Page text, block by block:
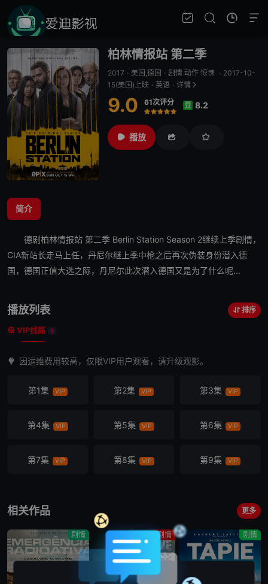
柏林情报站 第二季
2017 · 美国,德国 · 剧情 动作 惊悚 · 2017-10-
15(美国)上映 · 英语 · 详情
9.0 61次评分
很差
较差
还行推荐力荐
豆 8.2
播放
简介
德剧柏林情报站 第二季 Berlin Station Season 2继续上季剧情，
CIA新站长走马上任，丹尼尔继上季中枪之后再次伪装身份潜入德
国，德国正值大选之际，丹尼尔此次潜入德国又是为了什么呢...
播放列表 排序
VIP线路 9
因运维费用较高，仅限VIP用户观看，请升级观影。
第1集 VIP 第2集 VIP 第3集 VIP
第4集 VIP 第5集 VIP 第6集 VIP
第7集 VIP 第8集 VIP 第9集 VIP
相关作品 更多
剧情 剧情 剧情